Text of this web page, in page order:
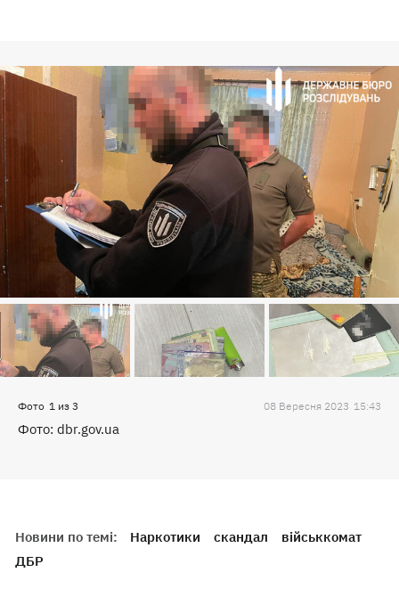
Фото 1 из 3 08 Вересня 2023 15:43
Фото: dbr.gov.ua
Новини по темі: Наркотики скандал
військкомат
ДБР